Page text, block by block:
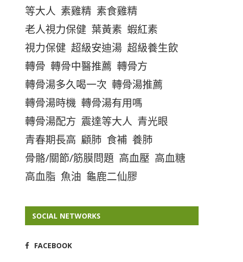
等大人 素雞精 素食雞精
老人視力保健 葉黃素 蝦紅素
視力保健 超級安迪湯 超級養生飲
轉骨 轉骨中醫推薦 轉骨方
轉骨湯多久喝一次 轉骨湯推薦
轉骨湯時機 轉骨湯有用嗎
轉骨湯配方 震達等大人 青光眼
青春期長高 顧肺 食補 養肺
骨骼/關節/筋膜問題 高血壓 高血糖
高血脂 魚油 龜鹿二仙膠
SOCIAL NETWORKS
FACEBOOK